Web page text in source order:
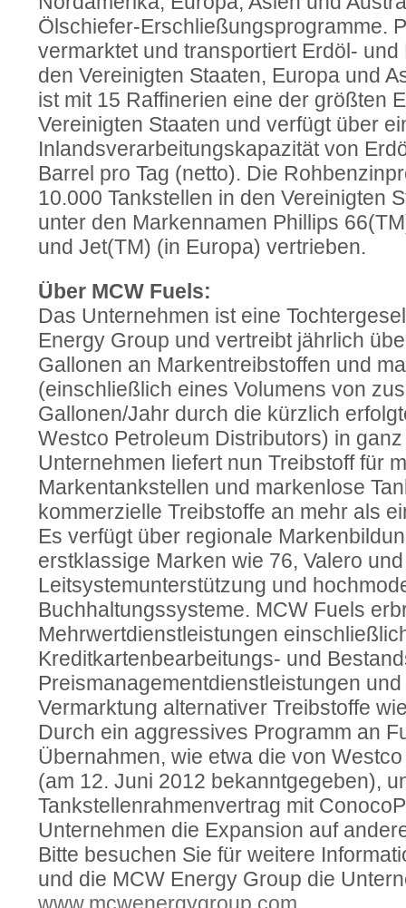
Ölschiefer-Erschließungsprogramme.
vermarktet und transportiert Erdöl-
den Vereinigten Staaten, Europa und
ist mit 15 Raffinerien eine der größten
Vereinigten Staaten und verfügt über
Inlandsverarbeitungskapazität von
Barrel pro Tag (netto). Die
10.000 Tankstellen in den Vereinigten
unter den Markennamen Phillips
und Jet(TM) (in Europa) vertrieben.
Über MCW Fuels:
Das Unternehmen ist eine
Energy Group und vertreibt jährlich
Gallonen an Markentreibstoffen und
(einschließlich eines Volumens von
Gallonen/Jahr durch die kürzlich
Westco Petroleum Distributors) in
Unternehmen liefert nun Treibstoff für
Markentankstellen und markenlose
kommerzielle Treibstoffe an mehr als
Es verfügt über regionale
erstklassige Marken wie 76, Valero
Leitsystemunterstützung und
Buchhaltungssysteme. MCW Fuels
Mehrwertdienstleistungen
Kreditkartenbearbeitungs- und
Preismanagementdienstleistungen
Vermarktung alternativer Treibstoffe
Durch ein aggressives Programm an
Übernahmen, wie etwa die von
(am 12. Juni 2012 bekanntgegeben),
Tankstellenrahmenvertrag mit
Unternehmen die Expansion auf
Bitte besuchen Sie für weitere
und die MCW Energy Group die
www.mcwenergygroup.com